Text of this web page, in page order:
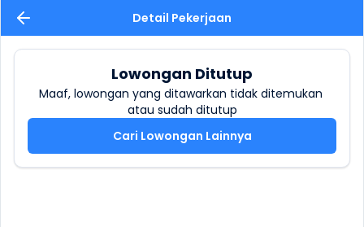
Detail Pekerjaan
Lowongan Ditutup
Maaf, lowongan yang ditawarkan tidak ditemukan
atau sudah ditutup
Cari Lowongan Lainnya